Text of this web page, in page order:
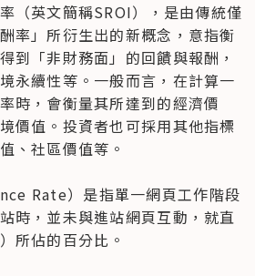
（英文簡稱SROI），是由傳統僅
率」所衍生出的新概念，意指衡
到「非財務面」的回饋與報酬，
永續性等。一般而言，在計算一
時，會衡量其所達到的經濟價
價值。投資者也可採用其他指標
、社區價值等。
Rate）是指單一網頁工作階段
時，並未與進站網頁互動，就直
所佔的百分比。